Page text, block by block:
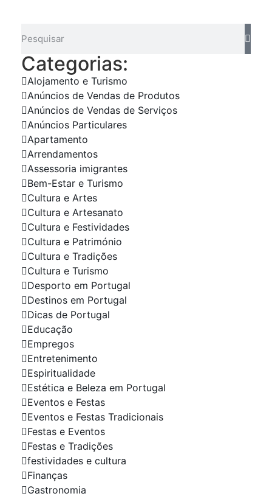
Categorias:
Alojamento e Turismo
Anúncios de Vendas de Produtos
Anúncios de Vendas de Serviços
Anúncios Particulares
Apartamento
Arrendamentos
Assessoria imigrantes
Bem-Estar e Turismo
Cultura e Artes
Cultura e Artesanato
Cultura e Festividades
Cultura e Património
Cultura e Tradições
Cultura e Turismo
Desporto em Portugal
Destinos em Portugal
Dicas de Portugal
Educação
Empregos
Entretenimento
Espiritualidade
Estética e Beleza em Portugal
Eventos e Festas
Eventos e Festas Tradicionais
Festas e Eventos
Festas e Tradições
festividades e cultura
Finanças
Gastronomia